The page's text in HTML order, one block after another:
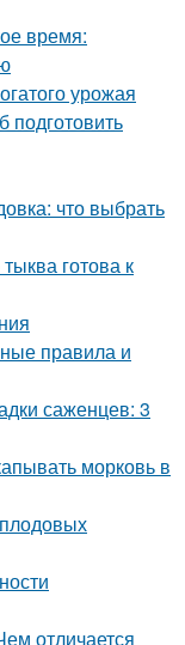
время:
урожая
подготовить
что выбрать
готова к
правила и
саженцев: 3
морковь в
отличается